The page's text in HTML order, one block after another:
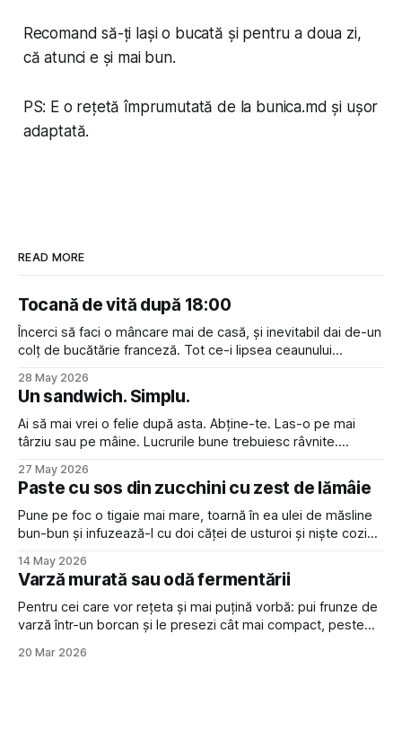
Recomand să-ți lași o bucată și pentru a doua zi,
că atunci e și mai bun.
PS: E o rețetă împrumutată de la bunica.md și ușor
adaptată.
READ MORE
Tocană de vită după 18:00
Încerci să faci o mâncare mai de casă, și inevitabil dai de-un
colț de bucătărie franceză. Tot ce-i lipsea ceaunului
loc de apă, și o atitudine disprețuitoare față de cei care nu
pot pronunța “croissant” cu
28 May 2026
Un sandwich. Simplu.
Ai să mai vrei o felie după asta. Abține-te. Las-o pe mai
târziu sau pe mâine. Lucrurile bune trebuiesc râvnite.
toată ziua, cu anticipație.
27 May 2026
Paste cu sos din zucchini cu zest de lămâie
Pune pe foc o tigaie mai mare, toarnă în ea ulei de măsline
bun-bun și infuzează-l cu doi căței de usturoi și niște cozi
sunt mici) în rondele de vreo jumătate de centimetru
grosime și pune-le
14 May 2026
Varză murată sau odă fermentării
Pentru cei care vor rețeta și mai puțină vorbă: pui frunze de
varză într-un borcan și le presezi cât mai compact, peste
exemplu, 20 g de sare la 1 litru de apă) și pui o greutate ca
20 Mar 2026